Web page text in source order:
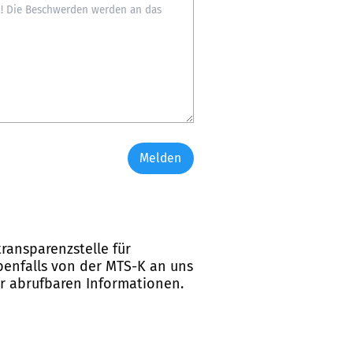
Melden
für
von der MTS-K an uns
abrufbaren Informationen.